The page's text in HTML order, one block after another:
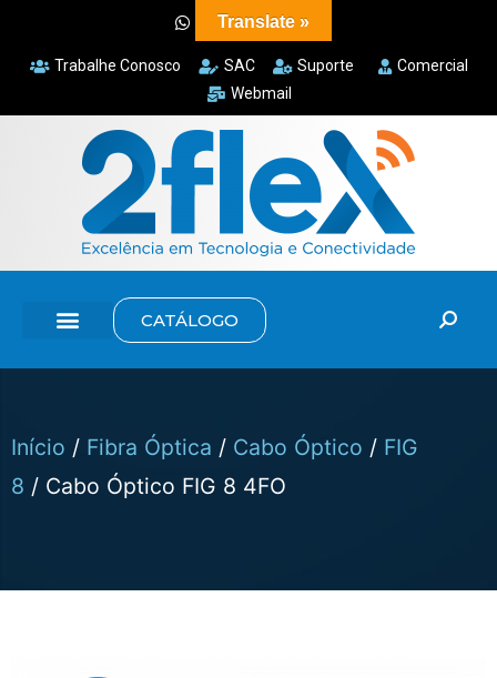
Trabalhe Conosco SAC Suporte
Comercial
Webmail
CATÁLOGO
Início / Fibra Óptica / Cabo Óptico / FIG
8 / Cabo Óptico FIG 8 4FO
Translate »